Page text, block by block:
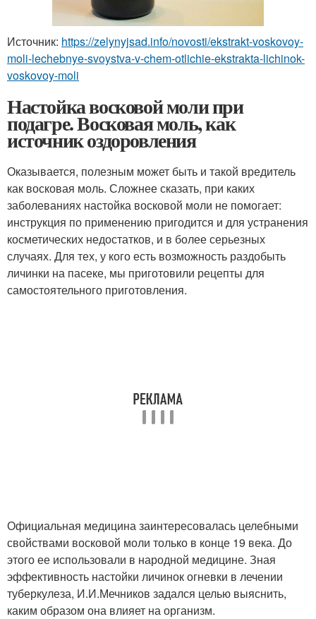
Источник: https://zelynyjsad.info/novosti/ekstrakt-voskovoy-
moli-lechebnye-svoystva-v-chem-otlichie-ekstrakta-lichinok-
voskovoy-moli
Настойка восковой моли при
подагре. Восковая моль, как
источник оздоровления
Оказывается, полезным может быть и такой вредитель
как восковая моль. Сложнее сказать, при каких
заболеваниях настойка восковой моли не помогает:
инструкция по применению пригодится и для устранения
косметических недостатков, и в более серьезных
случаях. Для тех, у кого есть возможность раздобыть
личинки на пасеке, мы приготовили рецепты для
самостоятельного приготовления.
Официальная медицина заинтересовалась целебными
свойствами восковой моли только в конце 19 века. До
этого ее использовали в народной медицине. Зная
эффективность настойки личинок огневки в лечении
туберкулеза, И.И.Мечников задался целью выяснить,
каким образом она влияет на организм.